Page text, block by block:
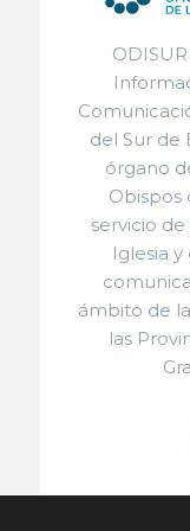
del Sur de
órgano
Obispos
servicio
Iglesia
ámbito de
las